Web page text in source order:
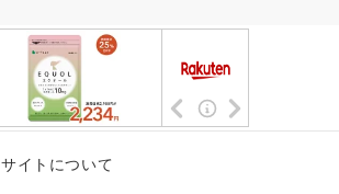
サイトについて